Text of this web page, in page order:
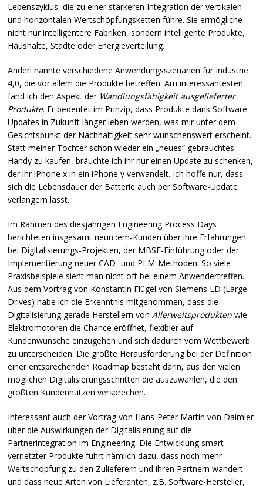
Lebenszyklus, die zu einer stärkeren Integration der vertikalen
und horizontalen Wertschöpfungsketten führe. Sie ermögliche
nicht nur intelligentere Fabriken, sondern intelligente Produkte,
Haushalte, Städte oder Energieverteilung.
Anderl nannte verschiedene Anwendungsszenarien für Industrie
4,0, die vor allem die Produkte betreffen. Am interessantesten
fand ich den Aspekt der Wandlungsfähigkeit ausgelieferter
Produkte. Er bedeutet im Prinzip, dass Produkte dank Software-
Updates in Zukunft länger leben werden, was mir unter dem
Gesichtspunkt der Nachhaltigkeit sehr wünschenswert erscheint.
Statt meiner Tochter schon wieder ein „neues“ gebrauchtes
Handy zu kaufen, bräuchte ich ihr nur einen Update zu schenken,
der ihr iPhone x in ein iPhone y verwandelt. Ich hoffe nur, dass
sich die Lebensdauer der Batterie auch per Software-Update
verlängern lässt.
Im Rahmen des diesjährigen Engineering Process Days
berichteten insgesamt neun :em-Kunden über ihre Erfahrungen
bei Digitalisierungs-Projekten, der MBSE-Einführung oder der
Implementierung neuerCAD- und PLM-Methoden. So viele
Praxisbeispiele sieht man nicht oft bei einem Anwendertreffen.
Aus dem Vortrag von Konstantin Flügel von Siemens LD (Large
Drives) habe ich die Erkenntnis mitgenommen, dass die
Digitalisierung gerade Herstellern vonAllerweltsprodukten wie
Elektromotoren die Chance eröffnet, flexibler auf
Kundenwünsche einzugehen und sich dadurch vom Wettbewerb
zu unterscheiden. Die größte Herausforderung bei der Definition
einer entsprechenden Roadmap besteht darin, aus den vielen
möglichen Digitalisierungsschritten die auszuwählen, die den
größten Kundennutzen versprechen.
Interessant auch der Vortrag von Hans-Peter Martin von Daimler
über die Auswirkungen der Digitalisierung auf die
Partnerintegration im Engineering. Die Entwicklung smart
vernetzter Produkte führt nämlich dazu, dass noch mehr
Wertschöpfung zu den Zulieferern und ihren Partnern wandert
und dass neue Arten von Lieferanten, z.B. Software-Hersteller,